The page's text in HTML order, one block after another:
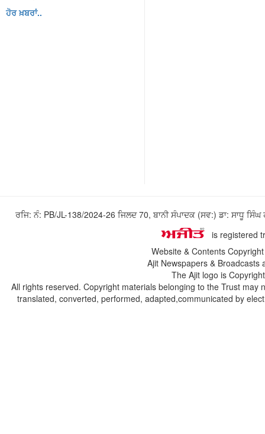
ਹੋਰ ਖ਼ਬਰਾਂ..
ਰਜਿ: ਨੰ: PB/JL-138/2024-26 ਜਿਲਦ 70, ਬਾਨੀ ਸੰਪਾਦਕ (ਸਵ:) ਡਾ: ਸਾਧੂ
is registered
Website & Contents
Ajit Newspapers &
The Ajit logo is
All rights reserved. Copyright materials belonging to the Trust
translated, converted, performed, adapted,communicated by